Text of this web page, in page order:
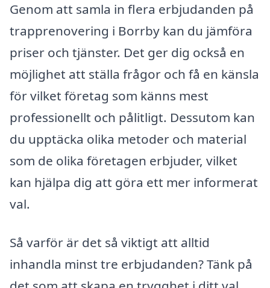
Genom att samla in flera erbjudanden på
trapprenovering i Borrby kan du jämföra
priser och tjänster. Det ger dig också en
möjlighet att ställa frågor och få en känsla
för vilket företag som känns mest
professionellt och pålitligt. Dessutom kan
du upptäcka olika metoder och material
som de olika företagen erbjuder, vilket
kan hjälpa dig att göra ett mer informerat
val.
Så varför är det så viktigt att alltid
inhandla minst tre erbjudanden? Tänk på